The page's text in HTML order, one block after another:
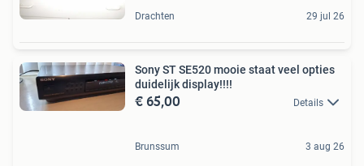
Drachten 29 jul 26
Sony ST SE520 mooie staat veel opties
duidelijk display!!!!
€ 65,00 Details
Brunssum 3 aug 26